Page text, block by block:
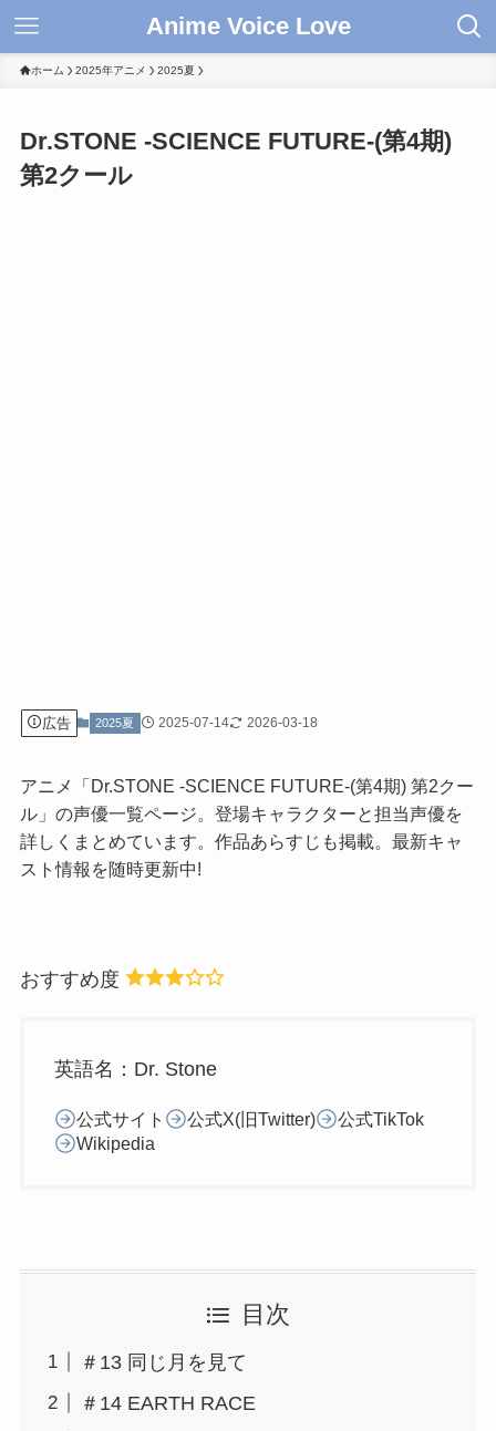
Anime Voice Love
ホーム 2025年アニメ 2025夏
Dr.STONE -SCIENCE FUTURE-(第4期)
第2クール
広告 2025夏 2025-07-14 2026-03-18
アニメ「Dr.STONE -SCIENCE FUTURE-(第4期) 第2クー
ル」の声優一覧ページ。登場キャラクターと担当声優を
詳しくまとめています。作品あらすじも掲載。最新キャ
スト情報を随時更新中!
おすすめ度
英語名：Dr. Stone
公式サイト 公式X(旧Twitter)
公式TikTok
Wikipedia
目次
＃13 同じ月を見て
＃14 EARTH RACE